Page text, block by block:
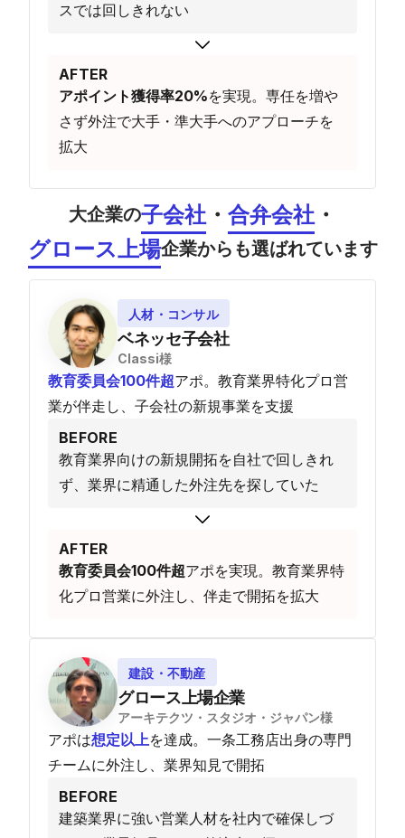
スでは回しきれない
AFTER
アポイント獲得率20%を実現。専任を増や
さず外注で大手・準大手へのアプローチを
拡大
大企業の子会社 ・ 合弁会社 ・
グロース上場企業からも選ばれています
人材・コンサル
ベネッセ子会社
Classi様
教育委員会100件超アポ。教育業界特化プロ営
業が伴走し、子会社の新規事業を支援
BEFORE
教育業界向けの新規開拓を自社で回しきれ
ず、業界に精通した外注先を探していた
AFTER
教育委員会100件超アポを実現。教育業界特
化プロ営業に外注し、伴走で開拓を拡大
建設・不動産
グロース上場企業
アーキテクツ・スタジオ・ジャパン様
アポは想定以上を達成。一条工務店出身の専門
チームに外注し、業界知見で開拓
BEFORE
建築業界に強い営業人材を社内で確保しづ